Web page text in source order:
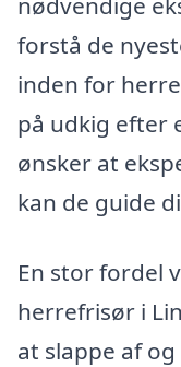
forstå de
inden for
på udkig efter
ønsker at
kan de guide
En stor fordel
herrefrisør i
at slappe af